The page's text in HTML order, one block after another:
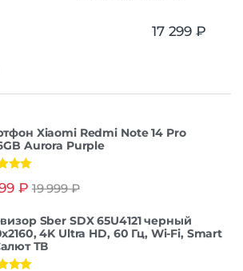
17 299 ₽
Xiaomi Redmi Note 14 Pro
Aurora Purple
₽ 19 999₽
Sber SDX 65U4121 черный
4K Ultra HD, 60 Гц, Wi-Fi, Smart
ТВ